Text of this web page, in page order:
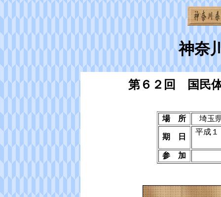
神奈
第６２回 国民
場 所 埼玉
期 日
平成１
参 加